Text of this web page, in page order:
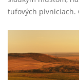
tufových pivniciach.